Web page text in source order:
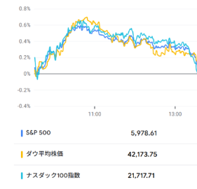
マイクロソフト数千人
マグ7にはテスラより